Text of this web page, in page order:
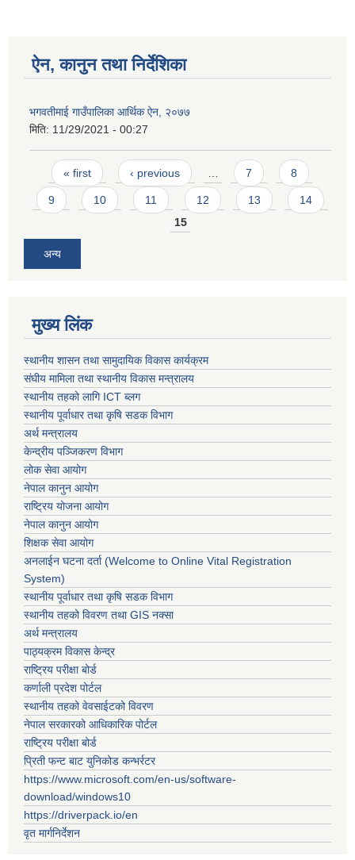
ऐन, कानुन तथा निर्देशिका
भगवतीमाई गाउँपालिका आर्थिक ऐन, २०७७
मिति: 11/29/2021 - 00:27
Pages
« first ‹ previous 7 8
9 10 11 12 13
14
15
अन्य
मुख्य लिंक
स्थानीय शासन तथा सामुदायिक विकास कार्यक्रम
संघीय मामिला तथा स्थानीय विकास मन्त्रालय
स्थानीय तहको लागि ICT ब्लग
स्थानीय पूर्वाधार तथा कृषि सडक विभाग
अर्थ मन्त्रालय
केन्द्रीय पञ्जिकरण विभाग
लोक सेवा आयोग
नेपाल कानुन आयोग
राष्ट्रिय योजना आयोग
नेपाल कानुन आयोग
शिक्षक सेवा आयोग
अनलाईन घटना दर्ता (Welcome to Online Vital Registration
System)
स्थानीय पूर्वाधार तथा कृषि सडक विभाग
स्थानीय तहको विवरण तथा GIS नक्सा
अर्थ मन्त्रालय
पाठ्यक्रम विकास केन्द्र
राष्ट्रिय परीक्षा बोर्ड
कर्णाली प्रदेश पोर्टल
स्थानीय तहको वेवसाईटको विवरण
नेपाल सरकारको आधिकारिक पोर्टल
राष्ट्रिय परीक्षा बोर्ड
प्रिती फन्ट बाट युनिकोड कन्भर्रटर
https://www.microsoft.com/en-us/software-
download/windows10
https://driverpack.io/en
वृत मार्गनिर्देशन